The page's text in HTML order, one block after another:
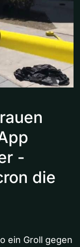
-
die
ein Groll gegen